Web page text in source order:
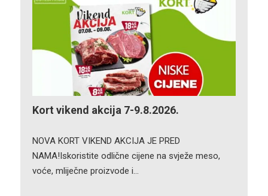
Kort vikend akcija 7-9.8.2026.
NOVA KORT VIKEND AKCIJA JE PRED
NAMA!Iskoristite odlične cijene na svježe meso,
voće, mliječne proizvode i…